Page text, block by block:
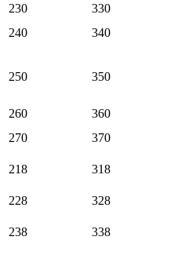
230
330
240
340
250 350
260
360
270
370
218
318
228
328
238
338